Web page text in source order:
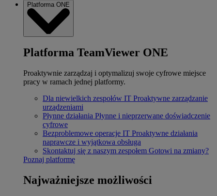
Platforma ONE
Platforma TeamViewer ONE
Proaktywnie zarządzaj i optymalizuj swoje cyfrowe miejsce
pracy w ramach jednej platformy.
Dla niewielkich zespołów IT Proaktywne zarządzanie
urządzeniami
Płynne działania Płynne i nieprzerwane doświadczenie
cyfrowe
Bezproblemowe operacje IT Proaktywne działania
naprawcze i wyjątkowa obsługa
Skontaktuj się z naszym zespołem Gotowi na zmiany?
Poznaj platformę
Najważniejsze możliwości